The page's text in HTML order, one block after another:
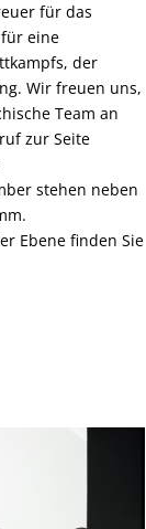
für das
eine
der
Wir freuen uns,
Team an
zur Seite
stehen neben
Ebene finden Sie